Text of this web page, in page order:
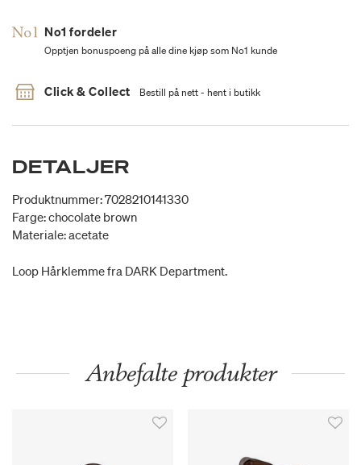
No1 fordeler
Opptjen bonuspoeng på alle dine kjøp som No1 kunde
Click & Collect Bestill på nett - hent i butikk
DETALJER
Produktnummer: 7028210141330
Farge: chocolate brown
Materiale: acetate
Loop Hårklemme fra DARK Department.
Anbefalte produkter